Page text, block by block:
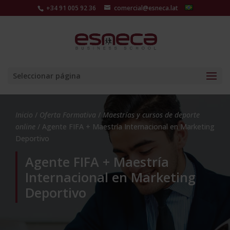
+34 91 005 92 36 comercial@esneca.lat
Seleccionar página
Inicio / Oferta Formativa / Maestrías y cursos de deporte
online / Agente FIFA + Maestría Internacional en Marketing
Deportivo
Agente FIFA + Maestría
Internacional en Marketing
Deportivo